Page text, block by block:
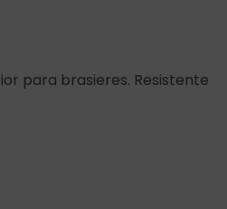
para brasieres. Resistente